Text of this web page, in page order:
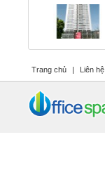
Trang chủ | Liên hệ